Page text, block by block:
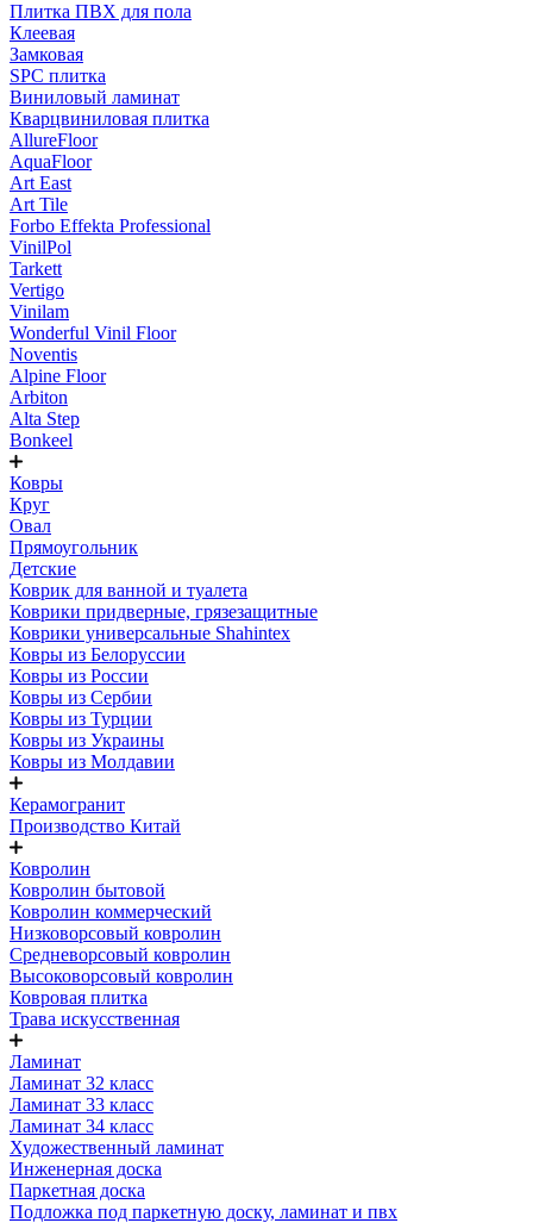
Плитка ПВХ для пола
Клеевая
Замковая
SPC плитка
Виниловый ламинат
Кварцвиниловая плитка
AllureFloor
AquaFloor
Art East
Art Tile
Forbo Effekta Professional
VinilPol
Tarkett
Vertigo
Vinilam
Wonderful Vinil Floor
Noventis
Alpine Floor
Arbiton
Alta Step
Bonkeel
Ковры
Круг
Овал
Прямоугольник
Детские
Коврик для ванной и туалета
Коврики придверные, грязезащитные
Коврики универсальные Shahintex
Ковры из Белоруссии
Ковры из России
Ковры из Сербии
Ковры из Турции
Ковры из Украины
Ковры из Молдавии
Керамогранит
Производство Китай
Ковролин
Ковролин бытовой
Ковролин коммерческий
Низковорсовый ковролин
Средневорсовый ковролин
Высоковорсовый ковролин
Ковровая плитка
Трава искусственная
Ламинат
Ламинат 32 класс
Ламинат 33 класс
Ламинат 34 класс
Художественный ламинат
Инженерная доска
Паркетная доска
Подложка под паркетную доску, ламинат и пвх